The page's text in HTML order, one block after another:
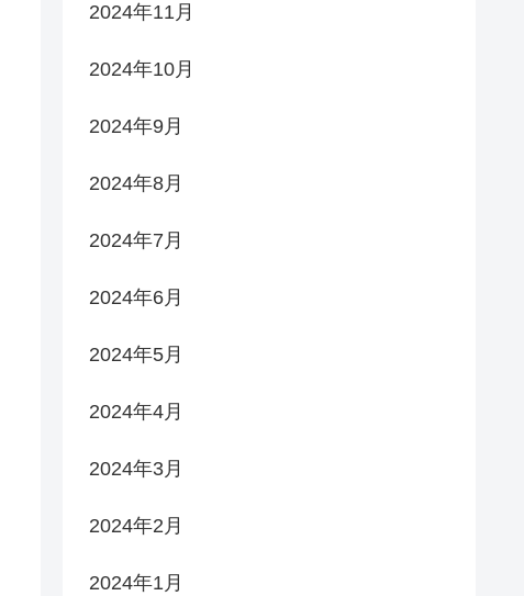
2024年11月
2024年10月
2024年9月
2024年8月
2024年7月
2024年6月
2024年5月
2024年4月
2024年3月
2024年2月
2024年1月